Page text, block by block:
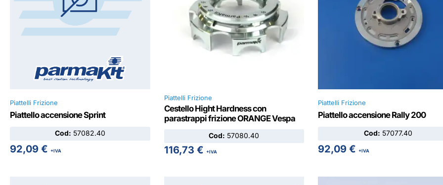
Piattelli Frizione
Piattello accensione Sprint
Cod: 57082.40
92,09 € +IVA
Piattelli Frizione
Cestello Hight Hardness con
parastrappi frizione ORANGE Vespa
Cod: 57080.40
116,73 € +IVA
Piattelli Frizione
Piattello accensione Rally 200
Cod: 57077.40
92,09€ +IVA